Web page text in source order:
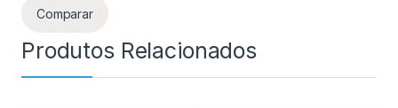
Comparar
Produtos Relacionados